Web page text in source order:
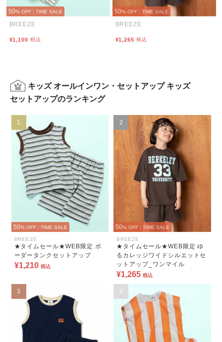
50% OFF | TIME SALE
BREEZE
¥1,100 税込
50% OFF | TIME SALE
BREEZE
¥1,265 税込
キッズ オールインワン・セットアップ キッズ
セットアップのランキング
1
50% OFF | TIME SALE
BREEZE
★タイムセール★WEB限定 ボ
ーダータンクセットアップ
¥1,210 税込
2
50% OFF | TIME SALE
BREEZE
★タイムセール★WEB限定 ゆ
るカレッジワイドシルエットセ
ットアップ_ワンマイル
¥1,265 税込
3 4